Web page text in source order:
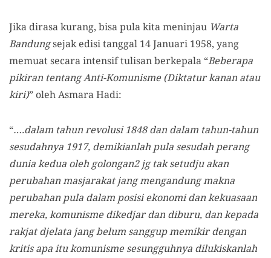
Jika dirasa kurang, bisa pula kita meninjau Warta
Bandungsejak edisi tanggal 14 Januari 1958, yang
memuat secara intensif tulisan berkepala “Beberapa
pikiran tentang Anti-Komunisme (Diktatur kanan atau
kiri)” oleh Asmara Hadi:
“….dalam tahun revolusi 1848 dan dalam tahun-tahun
sesudahnya 1917, demikianlah pula sesudah perang
dunia kedua oleh golongan2 jg tak setudju akan
perubahan masjarakat jang mengandung makna
perubahan pula dalam posisi ekonomi dan kekuasaan
mereka, komunisme dikedjar dan diburu, dan kepada
rakjat djelata jang belum sanggup memikir dengan
kritis apa itu komunisme sesungguhnya dilukiskanlah